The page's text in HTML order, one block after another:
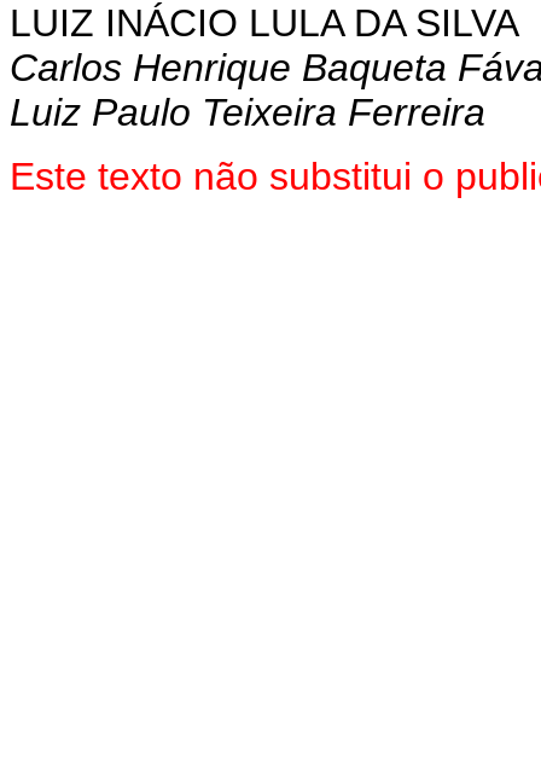
LUIZ INÁCIO LULA DA SILVA
Carlos Henrique Baqueta
Luiz Paulo Teixeira Ferreira
Este texto não substitui o